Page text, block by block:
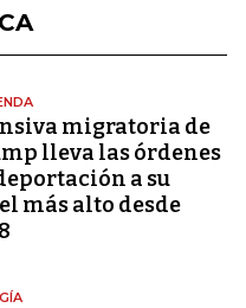
migratoria de
lleva las órdenes
a su
más alto desde